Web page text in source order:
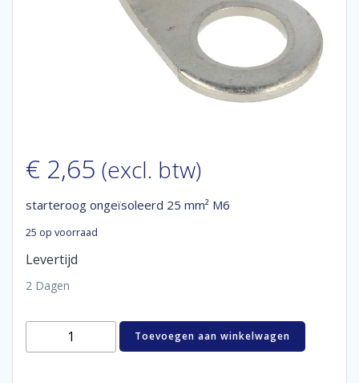
€ 2,65 (excl. btw)
starteroog ongeïsoleerd 25 mm² M6
25 op voorraad
Levertijd
2 Dagen
starteroog
ongeïsoleerd
Toevoegen aan winkelwagen